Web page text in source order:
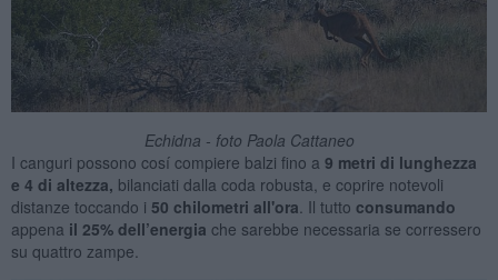
Echidna - foto Paola Cattaneo
I canguri possono cosí compiere balzi fino a 9 metri di lunghezza
e 4 di altezza, bilanciati dalla coda robusta, e coprire notevoli
distanze toccando i 50 chilometri all'ora . Il tutto consumando
appena il 25% dell’energia che sarebbe necessaria se corressero
su quattro zampe.